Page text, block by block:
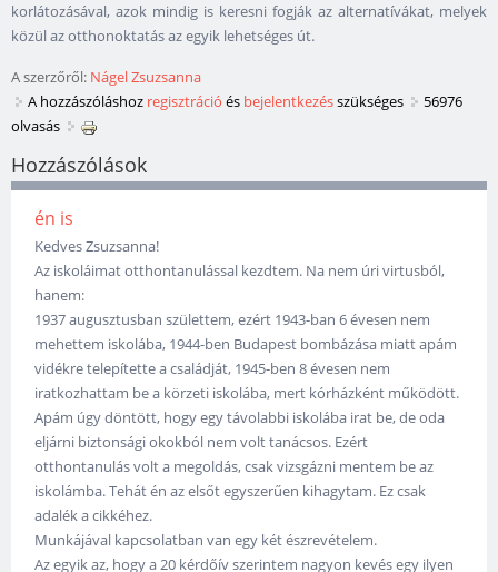
korlátozásával, azok mindig is keresni fogják az alternatívákat, melyek
közül az otthonoktatás az egyik lehetséges út.
A szerzőről: Nágel Zsuzsanna
A hozzászóláshoz regisztráció és bejelentkezésszükséges
56976
olvasás
Hozzászólások
én is
Kedves Zsuzsanna!
Az iskoláimat otthontanulással kezdtem. Na nem úri virtusból,
hanem:
1937 augusztusban születtem, ezért 1943-ban 6 évesen nem
mehettem iskolába, 1944-ben Budapest bombázása miatt apám
vidékre telepítette a családját, 1945-ben 8 évesen nem
iratkozhattam be a körzeti iskolába, mert kórházként működött.
Apám úgy döntött, hogy egy távolabbi iskolába irat be, de oda
eljárni biztonsági okokból nem volt tanácsos. Ezért
otthontanulás volt a megoldás, csak vizsgázni mentem be az
iskolámba. Tehát én az elsőt egyszerűen kihagytam. Ez csak
adalék a cikkéhez.
Munkájával kapcsolatban van egy két észrevételem.
Az egyik az, hogy a 20 kérdőív szerintem nagyon kevés egy ilyen